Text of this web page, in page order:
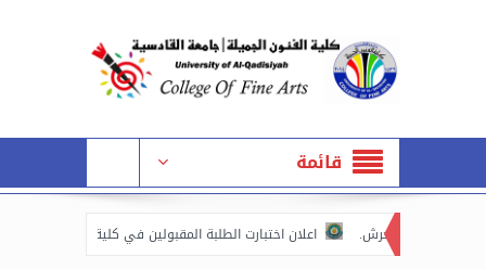
قائمة
ظاهرة التحرش.
اعلان اختبارت الطلبة المقبولين في كلية الفنون الجميلة